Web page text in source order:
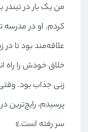
من یک بار در
کردم. او در مدرسه
علاقه‌مند بود تا
خلاق خودش را راه
زنی جذاب بود. وقتی
پرسیدم، رایج‌ترین
سر رفته است.»